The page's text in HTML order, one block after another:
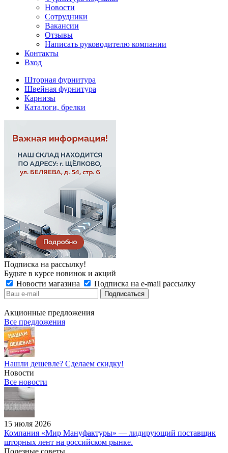
Новости
Сотрудники
Вакансии
Отзывы
Написать руководителю компании
Контакты
Вход
Шторная фурнитура
Швейная фурнитура
Карнизы
Каталоги, брелки
Подписка на рассылку!
Будьте в курсе новинок и акций
Новости магазина
Подписка на e-mail рассылку
Акционные предложения
Все предложения
Нашли дешевле? Сделаем скидку!
Новости
Все новости
15 июля 2026
Компания «Мир Мануфактуры» — лидирующий поставщик
шторных лент на российском рынке.
Полезные советы